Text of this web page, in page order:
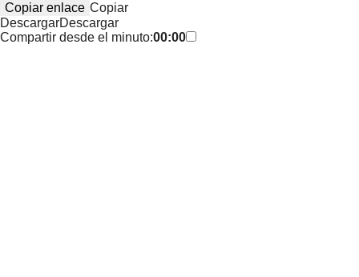
Copiar enlace Copiar
DescargarDescargar
Compartir desde el minuto:00:00